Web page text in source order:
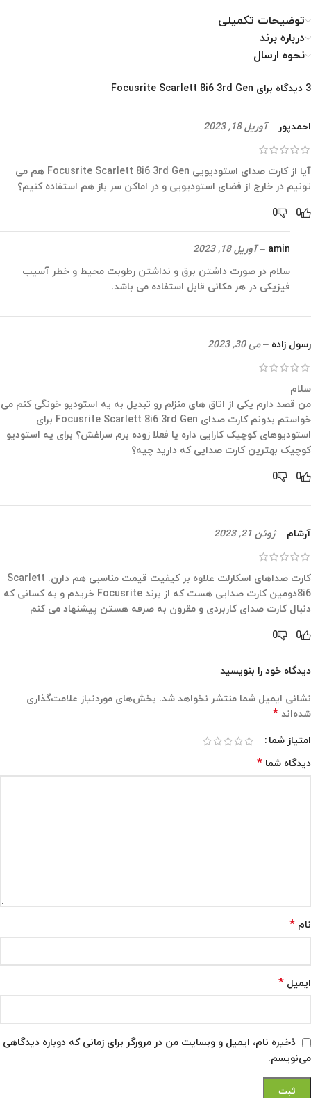
توضیحات تکمیلی
درباره برند
نحوه ارسال
3 دیدگاه برای Focusrite Scarlett 8i6 3rd Gen
احمدپور – آوریل 18, 2023
آیا از کارت صدای استودیویی Focusrite Scarlett 8i6 3rd Gen هم می
تونیم در خارج از فضای استودیویی و در اماکن سر باز هم استفاده کنیم؟
0
0
amin
– آوریل 18, 2023
سلام در صورت داشتن برق و نداشتن رطوبت محیط و خطر آسیب
فیزیکی در هر مکانی قابل استفاده می باشد.
رسول زاده – می 30, 2023
سلام
من قصد دارم یکی از اتاق های منزلم رو تبدیل به یه استودیو خونگی کنم می
خواستم بدونم کارت صدای Focusrite Scarlett 8i6 3rd Gen برای
استودیوهای کوچیک کارایی داره یا فعلا زوده برم سراغش؟ برای یه استودیو
کوچیک بهترین کارت صدایی که دارید چیه؟
0
0
آرشام – ژوئن 21, 2023
کارت صداهای اسکارلت علاوه بر کیفیت قیمت مناسبی هم دارن. Scarlett
8i6دومین کارت صدایی هست که از برند Focusrite خریدم و به کسانی که
دنبال کارت صدای کاربردی و مقرون به صرفه هستن پیشنهاد می کنم
0
0
دیدگاه خود را بنویسید
نشانی ایمیل شما منتشر نخواهد شد. بخش‌های موردنیاز علامت‌گذاری
شده‌اند *
امتیاز شما
دیدگاه شما *
نام *
ایمیل *
ذخیره نام، ایمیل و وبسایت من در مرورگر برای زمانی که دوباره دیدگاهی
می‌نویسم.